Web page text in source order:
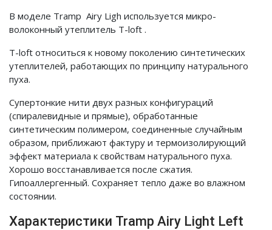
В моделе Tramp Airy Ligh используется микро-
волоконный утеплитель T-loft .
T-loft относиться к новому поколению синтетических
утеплителей, работающих по принципу натурального
пуха.
Супертонкие нити двух разных конфигураций
(спиралевидные и прямые), обработанные
синтетическим полимером, соединенные случайным
образом, приближают фактуру и термоизолирующий
эффект материала к свойствам натурального пуха.
Хорошо восстанавливается после сжатия.
Гипоаллергенный. Сохраняет тепло даже во влажном
состоянии.
Характеристики Tramp Airy Light Left